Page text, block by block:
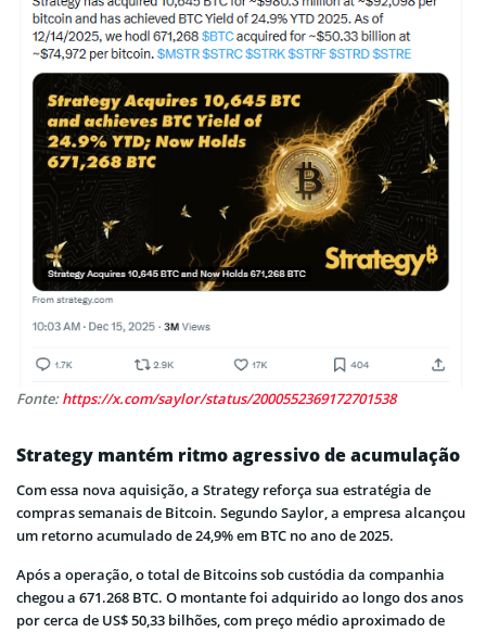
Fonte:https://x.com/saylor/status/2000552369172701538
Strategy mantém ritmo agressivo de acumulação
Com essa nova aquisição, a Strategy reforça sua estratégia de
compras semanais de Bitcoin. Segundo Saylor, a empresa alcançou
um retorno acumulado de 24,9% em BTC no ano de 2025.
Após a operação, o total de Bitcoins sob custódia da companhia
chegou a 671.268 BTC. O montante foi adquirido ao longo dos anos
por cerca de US$ 50,33 bilhões, com preço médio aproximado de